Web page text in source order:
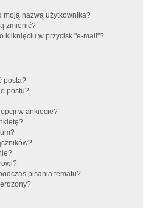
moją nazwą użytkownika?
zmienić?
kliknięciu w przycisk "e-mail"?
posta?
postu?
w ankiecie?
pisania tematu?